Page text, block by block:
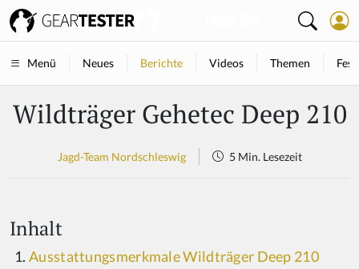
Menü Neues Berichte Videos Themen
Wildträger Gehetec Deep 210
Jagd-Team Nordschleswig 5 Min. Lesezeit
Inhalt
Ausstattungsmerkmale Wildträger Deep 210